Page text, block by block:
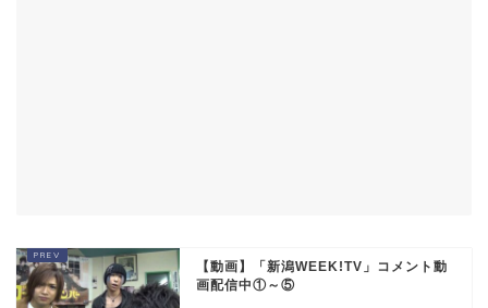
【動画】「新潟WEEK!TV」コメント動
画配信中①～⑤